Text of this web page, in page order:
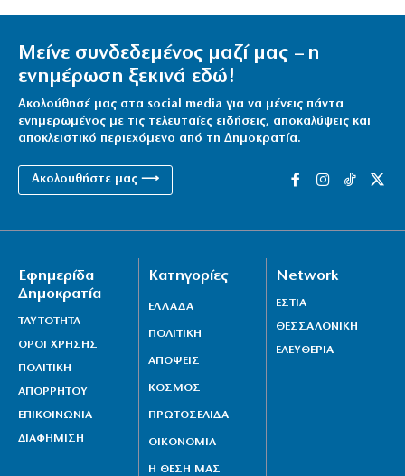
Μείνε συνδεδεμένος μαζί μας – η
ενημέρωση ξεκινά εδώ!
Ακολούθησέ μας στα social media για να μένεις πάντα
ενημερωμένος με τις τελευταίες ειδήσεις, αποκαλύψεις και
αποκλειστικό περιεχόμενο από τη Δημοκρατία.
Ακολουθήστε μας ⟶
Εφημερίδα
Δημοκρατία
ΤΑΥΤΟΤΗΤΑ
ΟΡΟΙ ΧΡΗΣΗΣ
ΠΟΛΙΤΙΚΗ
ΑΠΟΡΡΗΤΟΥ
ΕΠΙΚΟΙΝΩΝΙΑ
ΔΙΑΦΗΜΙΣΗ
Κατηγορίες
ΕΛΛΑΔΑ
ΠΟΛΙΤΙΚΗ
ΑΠΟΨΕΙΣ
ΚΟΣΜΟΣ
ΠΡΩΤΟΣΕΛΙΔΑ
ΟΙΚΟΝΟΜΙΑ
Η ΘΕΣΗ ΜΑΣ
Network
ΕΣΤΙΑ
ΘΕΣΣΑΛΟΝΙΚΗ
ΕΛΕΥΘΕΡΙΑ